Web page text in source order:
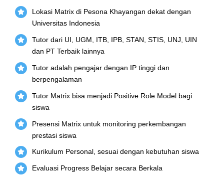
Lokasi Matrix di Pesona Khayangan dekat dengan
Universitas Indonesia
Tutor dari UI, UGM, ITB, IPB, STAN, STIS, UNJ, UIN
dan PT Terbaik lainnya
Tutor adalah pengajar dengan IP tinggi dan
berpengalaman
Tutor Matrix bisa menjadi Positive Role Model bagi
siswa
Presensi Matrix untuk monitoring perkembangan
prestasi siswa
Kurikulum Personal, sesuai dengan kebutuhan siswa
Evaluasi Progress Belajar secara Berkala